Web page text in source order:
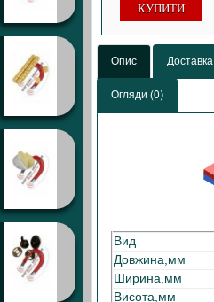
КУПИТИ
Опис Доставка
Огляди (0)
Вид
Довжина,мм
Ширина,мм
Висота,мм